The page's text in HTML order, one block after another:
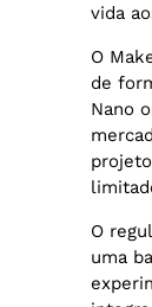
vida
O
de
Nano
O
uma